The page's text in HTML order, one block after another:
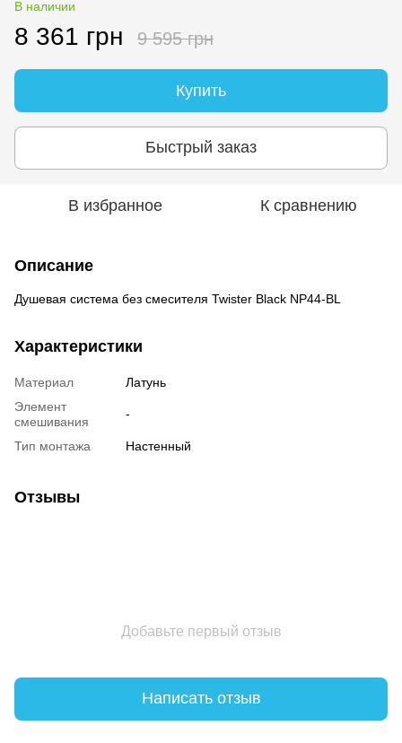
В наличии
8 361 грн 9 595 грн
Купить
Быстрый заказ
В избранное К сравнению
Описание
Душевая система без смесителя Twister Black NP44-BL
Характеристики
Материал
Латунь
Элемент
смешивания
-
Тип монтажа Настенный
Отзывы
Добавьте первый отзыв
Написать отзыв